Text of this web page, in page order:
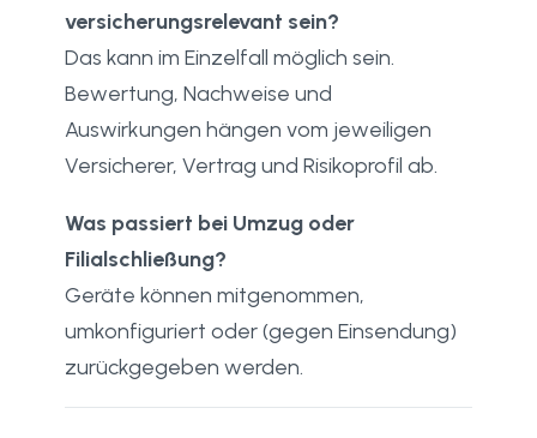
versicherungsrelevant sein?
Das kann im Einzelfall möglich sein.
Bewertung, Nachweise und
Auswirkungen hängen vom jeweiligen
Versicherer, Vertrag und Risikoprofil ab.
Was passiert bei Umzug oder
Filialschließung?
Geräte können mitgenommen,
umkonfiguriert oder (gegen Einsendung)
zurückgegeben werden.